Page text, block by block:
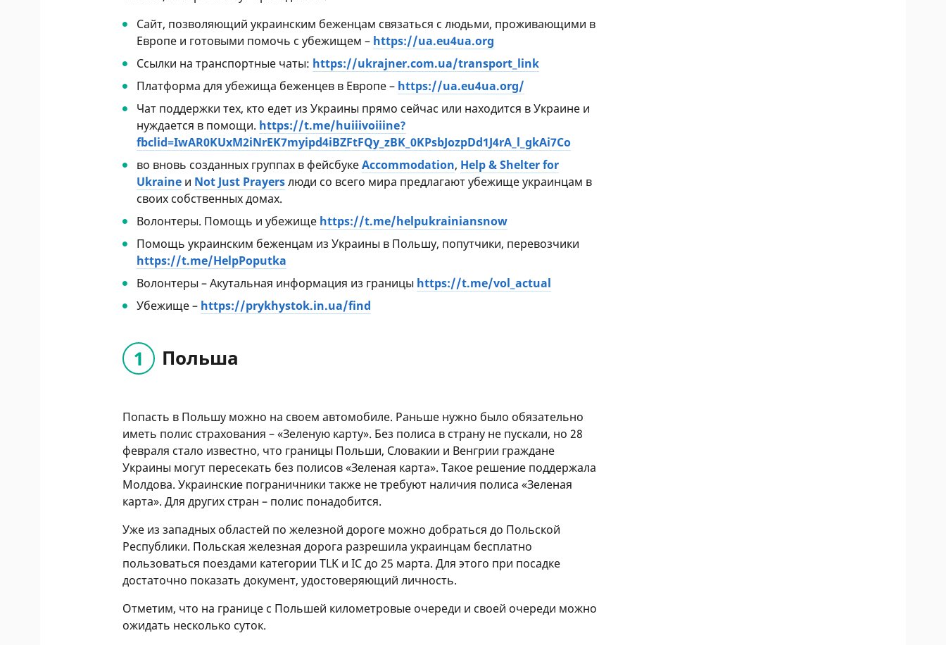
Сайт, позволяющий украинским беженцам связаться с людьми, проживающими в
Европе и готовыми помочь с убежищем – https://ua.eu4ua.org
Ссылки на транспортные чаты: https://ukrajner.com.ua/transport_link
Платформа для убежища беженцев в Европе – https://ua.eu4ua.org/
Чат поддержки тех, кто едет из Украины прямо сейчас или находится в Украине и
нуждается в помощи. https://t.me/huiiivoiiine?
fbclid=IwAR0KUxM2iNrEK7myipd4iBZFtFQy_zBK_0KPsbJozpDd1J4rA_l_gkAi7Co
во вновь созданных группах в фейсбукеAccommodation, Help & Shelter for
Ukraine и Not Just Prayersлюди со всего мира предлагают убежище украинцам в
своих собственных домах.
Волонтеры. Помощь и убежище https://t.me/helpukrainiansnow
Помощь украинским беженцам из Украины в Польшу, попутчики, перевозчики
https://t.me/HelpPoputka
Волонтеры – Акутальная информация из границы https://t.me/vol_actual
Убежище – https://prykhystok.in.ua/find
Польша
Попасть в Польшу можно на своем автомобиле. Раньше нужно было обязательно
иметь полис страхования – «Зеленую карту». Без полиса в страну не пускали, но 28
февраля стало известно, что границы Польши, Словакии и Венгрии граждане
Украины могут пересекать без полисов «Зеленая карта». Такое решение поддержала
Молдова. Украинские пограничники также не требуют наличия полиса «Зеленая
карта». Для других стран – полис понадобится.
Уже из западных областей по железной дороге можно добраться до Польской
Республики. Польская железная дорога разрешила украинцам бесплатно
пользоваться поездами категории TLK и IC до 25 марта. Для этого при посадке
достаточно показать документ, удостоверяющий личность.
Отметим, что на границе с Польшей километровые очереди и своей очереди можно
ожидать несколько суток.